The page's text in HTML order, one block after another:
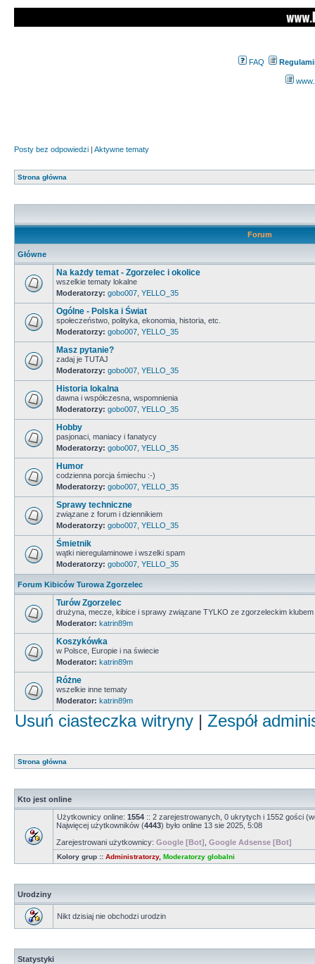
FAQ
Posty bez odpowiedzi | Aktywne tematy
Strona główna
Forum
Główne
Na każdy temat - Zgorzelec i okolice
wszelkie tematy lokalne
Moderatorzy: gobo007 YELLO_35
Ogólne - Polska i Świat
społeczeństwo, polityka, ekonomia, historia, etc.
Moderatorzy: gobo007 YELLO_35
Masz pytanie?
zadaj je TUTAJ
Moderatorzy: gobo007 YELLO_35
Historia lokalna
dawna i współczesna, wspomnienia
Moderatorzy: gobo007 YELLO_35
Hobby
pasjonaci, maniacy i fanatycy
Moderatorzy: gobo007 YELLO_35
Humor
codzienna porcja śmiechu :-)
Moderatorzy: gobo007 YELLO_35
Sprawy techniczne
związane z forum i dziennikiem
Moderatorzy: gobo007 YELLO_35
Śmietnik
wątki nieregulaminowe i wszelki spam
Moderatorzy: gobo007 YELLO_35
Forum Kibiców Turowa Zgorzelec
Turów Zgorzelec
drużyna, mecze, kibice i sprawy związane TYLKO ze zgorzeleckim klubem
Moderator: katrin89m
Koszykówka
w Polsce, Europie i na świecie
Moderator: katrin89m
Różne
wszelkie inne tematy
Moderator: katrin89m
Usuń ciasteczka witryny | Zespół
Strona główna
Kto jest online
Użytkownicy online: 1554 :: 2 zarejestrowanych, 0 ukrytych i 1552 gości
Najwięcej użytkowników (4443) było online 13 sie 2025, 5:08
Zarejestrowani użytkownicy: Google [Bot] Google Adsense [Bot]
Kolory grup :: Administratorzy, Moderatorzy globalni
Urodziny
Nikt dzisiaj nie obchodzi urodzin
Statystyki